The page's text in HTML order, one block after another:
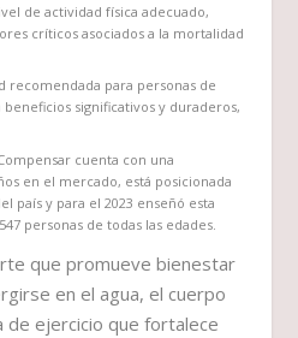
de actividad física adecuado,
críticos asociados a la mortalidad
recomendada para personas de
significativos y duraderos,
cuenta con una
en el mercado, está posicionada
país y para el 2023 enseñó esta
personas de todas las edades.
que promueve bienestar
en el agua, el cuerpo
de ejercicio que fortalece